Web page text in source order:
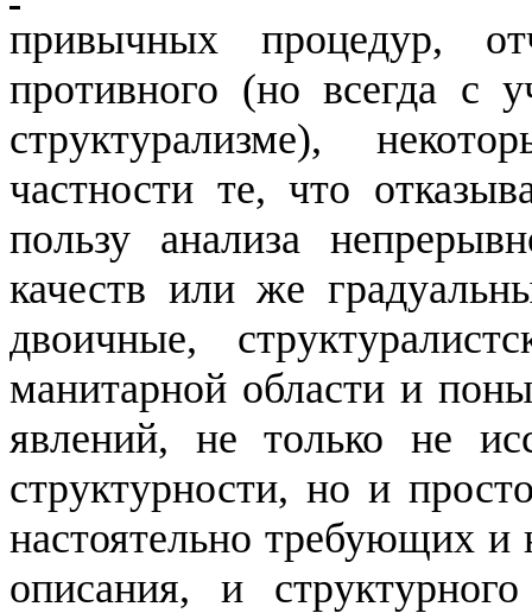
привычных процедур,
противного (но всегда с
структурализме),
частности те, что
пользу анализа
качеств или же
двоичные,
манитарной области и
явлений, не только не
структур­ности, но и
настоятельно требующих и
описания, и